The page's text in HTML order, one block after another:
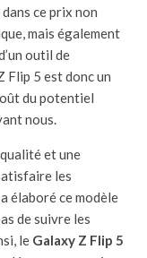
ce prix non
mais également
outil de
Flip 5 est donc un
du potentiel
nous.
et une
les
élaboré ce modèle
de suivre les
le Galaxy Z Flip 5